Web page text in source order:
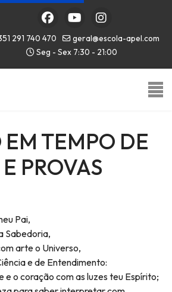
291 740 470
geral@escola-apel.com
Seg - Sex 7:30 - 21:00
EM TEMPO DE
PROVAS
Pai,
Sabedoria,
arte o Universo,
e de Entendimento:
e o coração com as luzes teu Espírito;